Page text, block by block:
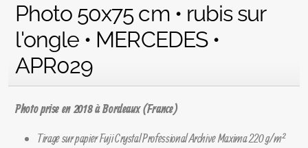
Photo 50x75 cm • rubis sur
l'ongle • MERCEDES •
APR029
Photo prise en 2018 à Bordeaux (France)
Tirage sur papier Fuji Crystal Professional Archive Maxima 220 g/m²